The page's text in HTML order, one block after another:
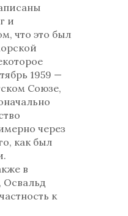
и
что это был
1959 —
Союзе,
через
как был
в
Освальд
к